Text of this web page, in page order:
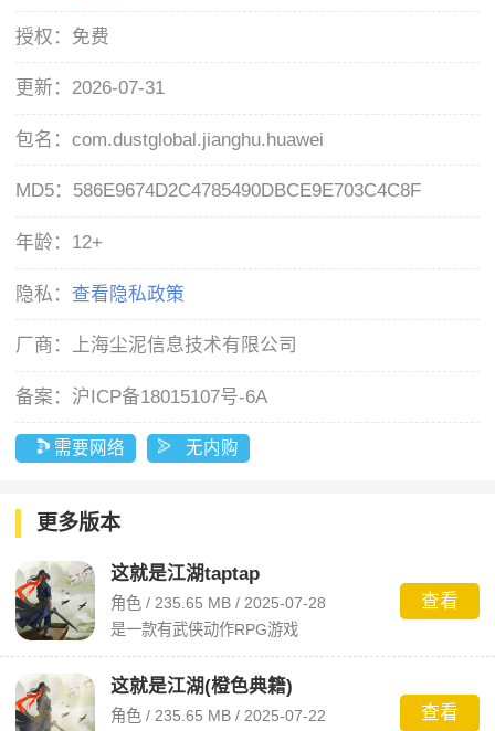
授权： 免费
更新： 2026-07-31
包名：com.dustglobal.jianghu.huawei
MD5： 586E9674D2C4785490DBCE9E703C4C8F
年龄： 12+
隐私： 查看隐私政策
厂商： 上海尘泥信息技术有限公司
备案： 沪ICP备18015107号-6A
需要网络 无内购
更多版本
这就是江湖taptap
角色 / 235.65 MB / 2025-07-28
是一款有武侠动作RPG游戏
查看
这就是江湖(橙色典籍)
角色 / 235.65 MB / 2025-07-22
查看